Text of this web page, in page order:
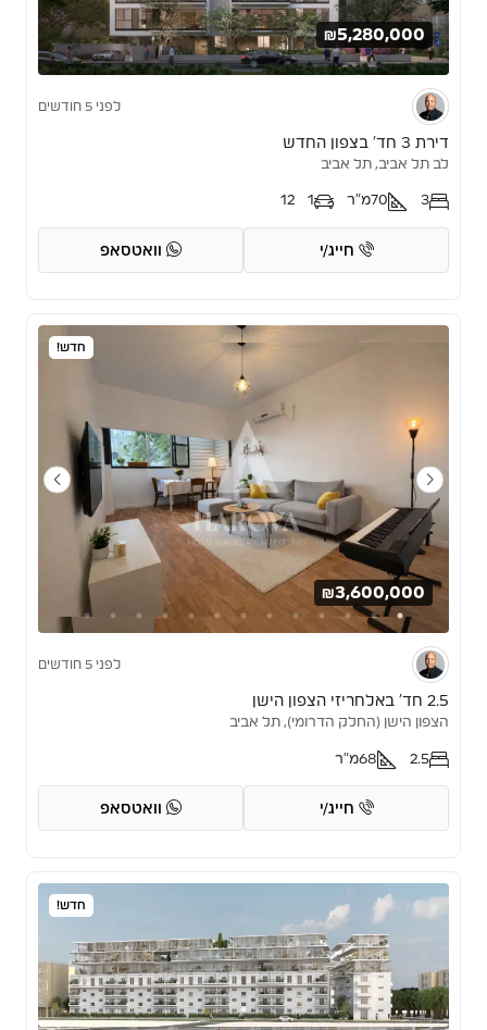
₪5,280,000
לפני 5 חודשים
דירת 3 חד’ בצפון החדש
לב תל אביב, תל אביב
3
70מ"ר 1
12
חייג/י וואטסאפ
חדש!
₪3,600,000
לפני 5 חודשים
2.5 חד’ באלחריזי הצפון הישן
הצפון הישן (החלק הדרומי), תל אביב
2.5
68מ"ר
חייג/י וואטסאפ
חדש!